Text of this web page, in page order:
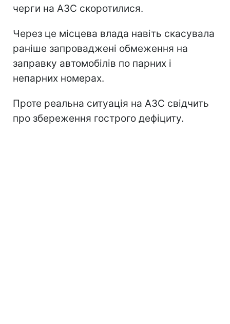
черги на АЗС скоротилися.
Через це місцева влада навіть скасувала
раніше запроваджені обмеження на
заправку автомобілів по парних і
непарних номерах.
Проте реальна ситуація на АЗС свідчить
про збереження гострого дефіциту.